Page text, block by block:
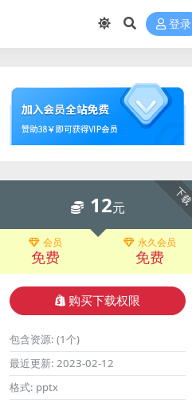
登录
下载
12元
会员
免费
永久会员
免费
购买下载权限
包含资源: (1个)
最近更新: 2023-02-12
格式: pptx